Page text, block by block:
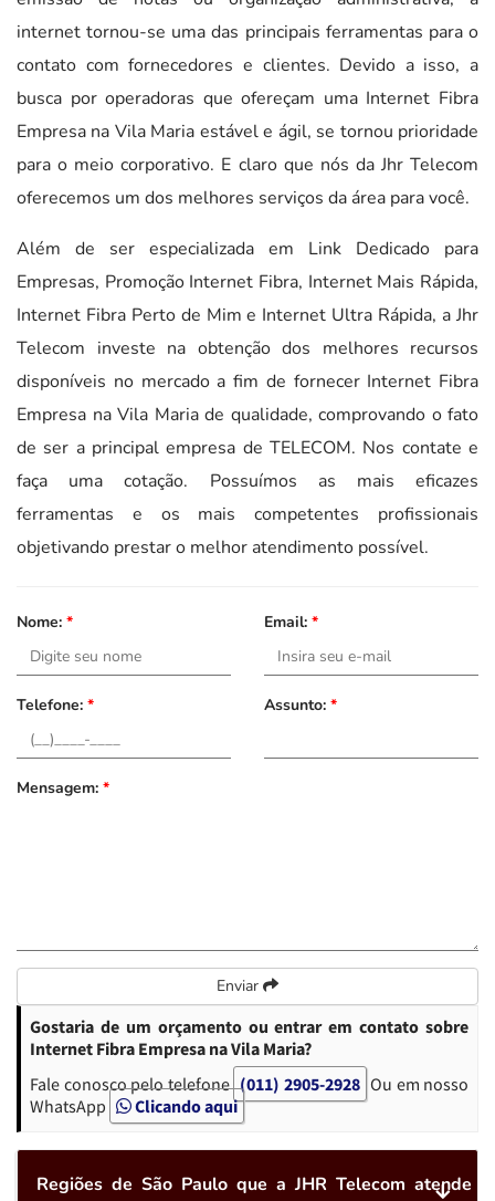
internet tornou-se uma das principais ferramentas para o
contato com fornecedores e clientes. Devido a isso, a
busca por operadoras que ofereçam uma Internet Fibra
Empresa na Vila Maria estável e ágil, se tornou prioridade
para o meio corporativo. E claro que nós da Jhr Telecom
oferecemos um dos melhores serviços da área para você.
Além de ser especializada em Link Dedicado para
Empresas, Promoção Internet Fibra, Internet Mais Rápida,
Internet Fibra Perto de Mim e Internet Ultra Rápida, a Jhr
Telecom investe na obtenção dos melhores recursos
disponíveis no mercado a fim de fornecer Internet Fibra
Empresa na Vila Maria de qualidade, comprovando o fato
de ser a principal empresa de TELECOM. Nos contate e
faça uma cotação. Possuímos as mais eficazes
ferramentas e os mais competentes profissionais
objetivando prestar o melhor atendimento possível.
Nome: * Email: *
Telefone: * Assunto: *
Mensagem: *
Enviar
Gostaria de um orçamento ou entrar em contato sobre
Internet Fibra Empresa na Vila Maria?
Fale conosco pelo telefone (011) 2905-2928 Ou em nosso
WhatsApp
Clicando aqui
Regiões de São Paulo que a JHR Telecom atende